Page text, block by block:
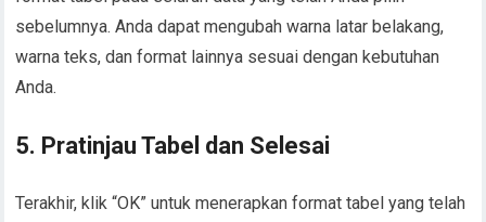
sebelumnya. Anda dapat mengubah warna latar belakang,
warna teks, dan format lainnya sesuai dengan kebutuhan
Anda.
5. Pratinjau Tabel dan Selesai
Terakhir, klik “OK” untuk menerapkan format tabel yang telah